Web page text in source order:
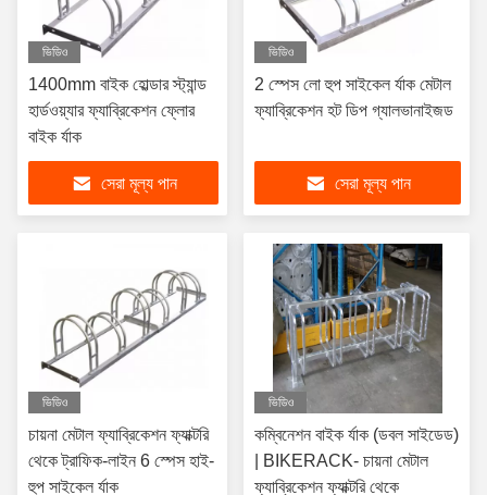
ভিডিও
1400mm বাইক হোল্ডার স্ট্যান্ড
হার্ডওয়্যার ফ্যাব্রিকেশন ফ্লোর
বাইক র্যাক
সেরা মূল্য পান
ভিডিও
2 স্পেস লো হুপ সাইকেল র্যাক মেটাল
ফ্যাব্রিকেশন হট ডিপ গ্যালভানাইজড
সেরা মূল্য পান
ভিডিও
চায়না মেটাল ফ্যাব্রিকেশন ফ্যাক্টরি
থেকে ট্রাফিক-লাইন 6 স্পেস হাই-
হুপ সাইকেল র্যাক
ভিডিও
কম্বিনেশন বাইক র্যাক (ডবল সাইডেড)
| BIKERACK- চায়না মেটাল
ফ্যাব্রিকেশন ফ্যাক্টরি থেকে